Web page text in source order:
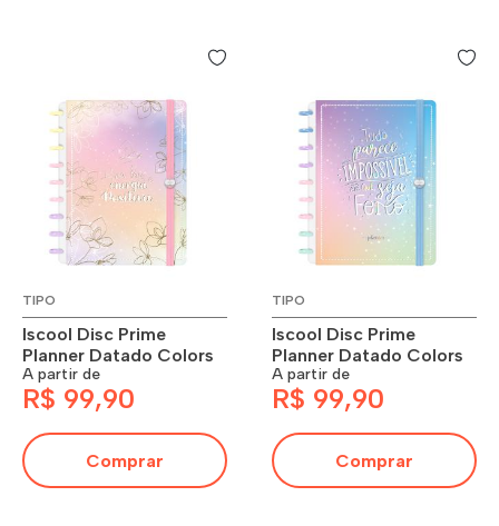
TIPO
Iscool Disc Prime
Planner Datado Colors
A partir de
R$ 99,90
Comprar
TIPO
Iscool Disc Prime
Planner Datado Colors
A partir de
R$ 99,90
Comprar